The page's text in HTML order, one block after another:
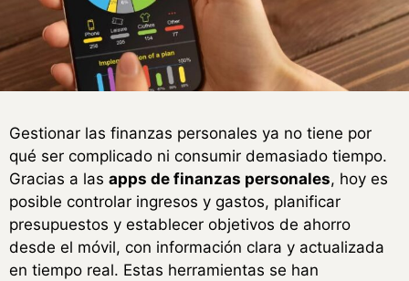
Gestionar las finanzas personales ya no tiene por
qué ser complicado ni consumir demasiado tiempo.
Gracias a las apps de finanzas personales, hoy es
posible controlar ingresos y gastos, planificar
presupuestos y establecer objetivos de ahorro
desde el móvil, con información clara y actualizada
en tiempo real. Estas herramientas se han